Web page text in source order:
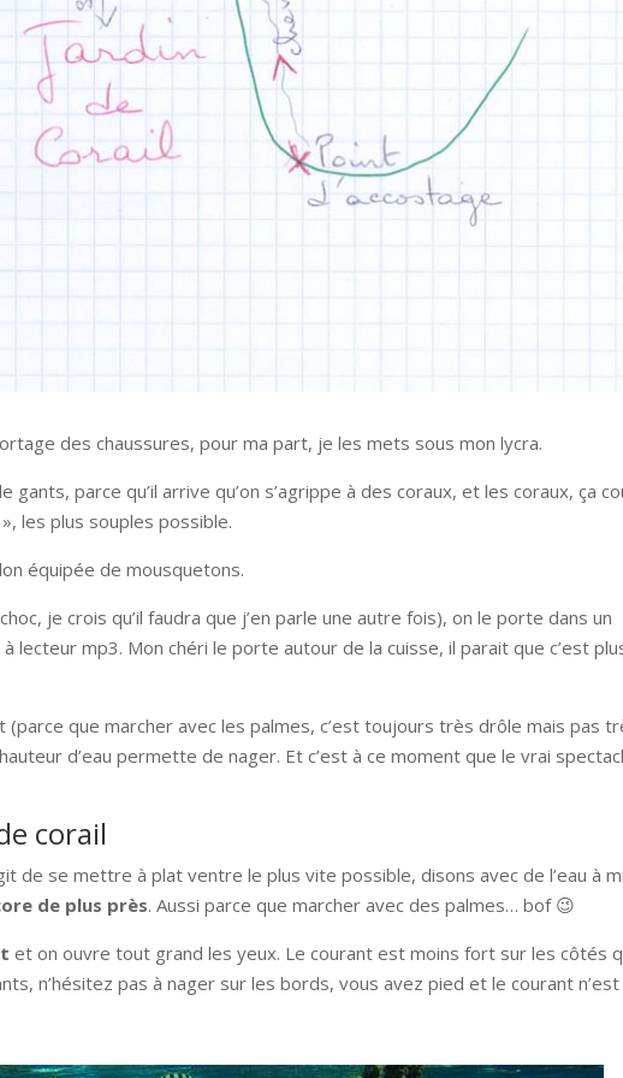
des chaussures, pour ma part, je les mets sous mon lycra.
gants, parce qu’il arrive qu’on s’agrippe à des coraux, et les coraux, ça
les plus souples possible.
équipée de mousquetons.
je crois qu’il faudra que j’en parle une autre fois), on le porte dans un
lecteur mp3. Mon chéri le porte autour de la cuisse, il parait que c’est
(parce que marcher avec les palmes, c’est toujours très drôle mais pas
d’eau permette de nager. Et c’est à ce moment que le vrai
corail
de se mettre à plat ventre le plus vite possible, disons avec de l’eau à
de plus près. Aussi parce que marcher avec des palmes… bof 😉
et on ouvre tout grand les yeux. Le courant est moins fort sur les côtés
n’hésitez pas à nager sur les bords, vous avez pied et le courant